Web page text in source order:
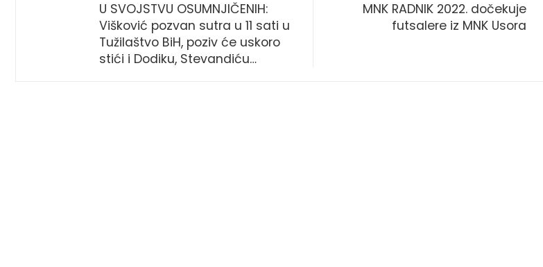
U SVOJSTVU OSUMNJIČENIH:
Višković pozvan sutra u 11 sati u
Tužilaštvo BiH, poziv će uskoro
stići i Dodiku, Stevandiću…
MNK RADNIK 2022. dočekuje
futsalere iz MNK Usora